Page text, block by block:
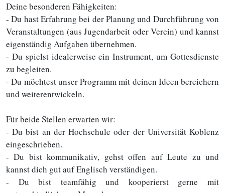
Deine besonderen Fähigkeiten:
- Du hast Erfahrung bei der Planung und Durchführung von
Veranstaltungen (aus Jugendarbeit oder Verein) und kannst
eigenständig Aufgaben übernehmen.
- Du spielst idealerweise ein Instrument, um Gottesdienste
zu begleiten.
- Du möchtest unser Programm mit deinen Ideen bereichern
und weiterentwickeln.
Für beide Stellen erwarten wir:
- Du bist an der Hochschule oder der Universität Koblenz
eingeschrieben.
- Du bist kommunikativ, gehst offen auf Leute zu und
kannst dich gut auf Englisch verständigen.
- Du bist teamfähig und kooperierst gerne mit